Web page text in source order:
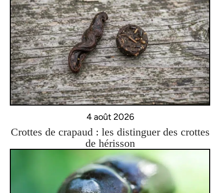
4 août 2026
Crottes de crapaud : les distinguer des crottes
de hérisson